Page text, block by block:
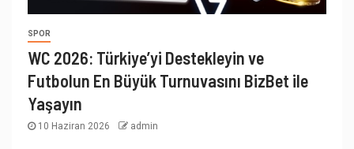
SPOR
WC 2026: Türkiye’yi Destekleyin ve
Futbolun En Büyük Turnuvasını BizBet ile
Yaşayın
10 Haziran 2026 admin